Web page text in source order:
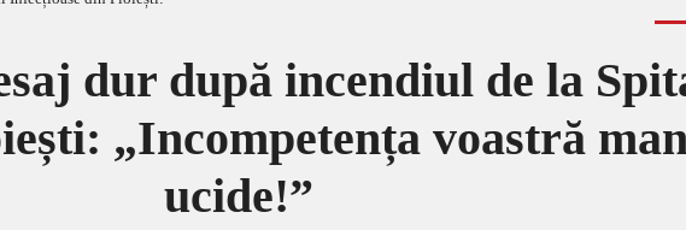
dur după incendiul de la
„Incompetența voastră
ucide!”